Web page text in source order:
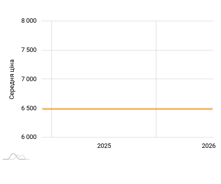
Середня ціна 6 000
6 000
8 000
7 500
7 000
6 500
2025 2026